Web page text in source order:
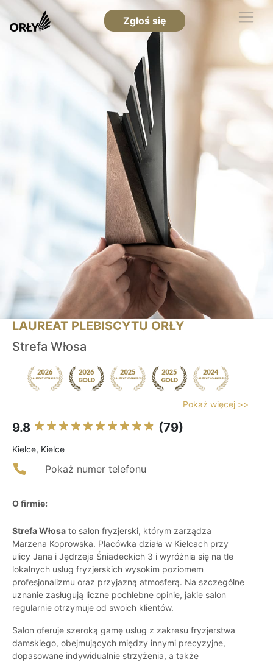
Zgłoś się
LAUREAT PLEBISCYTU ORŁY
Strefa Włosa
Pokaż więcej >>
9.8 (79)
Kielce, Kielce
Pokaż numer telefonu
O firmie:
Strefa Włosa to salon fryzjerski, którym zarządza
Marzena Koprowska. Placówka działa w Kielcach przy
ulicy Jana i Jędrzeja Śniadeckich 3 i wyróżnia się na tle
lokalnych usług fryzjerskich wysokim poziomem
profesjonalizmu oraz przyjazną atmosferą. Na szczególne
uznanie zasługują liczne pochlebne opinie, jakie salon
regularnie otrzymuje od swoich klientów.
Salon oferuje szeroką gamę usług z zakresu fryzjerstwa
damskiego, obejmujących między innymi precyzyjne,
dopasowane indywidualnie strzyżenia, a także